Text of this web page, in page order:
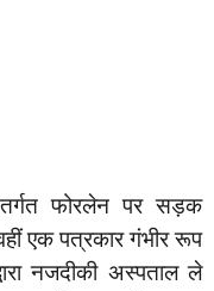
फोरलेन पर सड़क
एक पत्रकार गंभीर रूप
नजदीकी अस्पताल ले